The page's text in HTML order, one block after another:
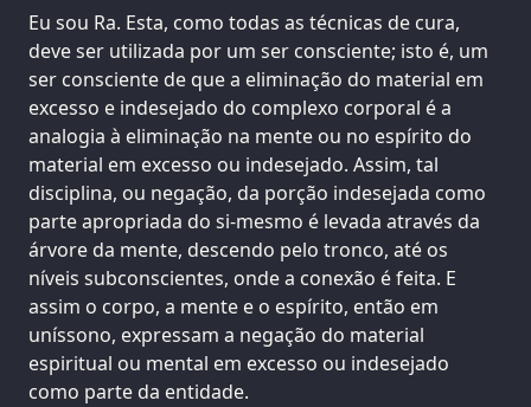
Eu sou Ra. Esta, como todas as técnicas de cura,
deve ser utilizada por um ser consciente; isto é, um
ser consciente de que a eliminação do material em
excesso e indesejado do complexo corporal é a
analogia à eliminação na mente ou no espírito do
material em excesso ou indesejado. Assim, tal
disciplina, ou negação, da porção indesejada como
parte apropriada do si-mesmo é levada através da
árvore da mente, descendo pelo tronco, até os
níveis subconscientes, onde a conexão é feita. E
assim o corpo, a mente e o espírito, então em
uníssono, expressam a negação do material
espiritual ou mental em excesso ou indesejado
como parte da entidade.